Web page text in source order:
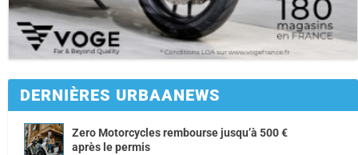
DERNIÈRES URBAANEWS
Zero Motorcycles rembourse jusqu’à 500 €
après le permis